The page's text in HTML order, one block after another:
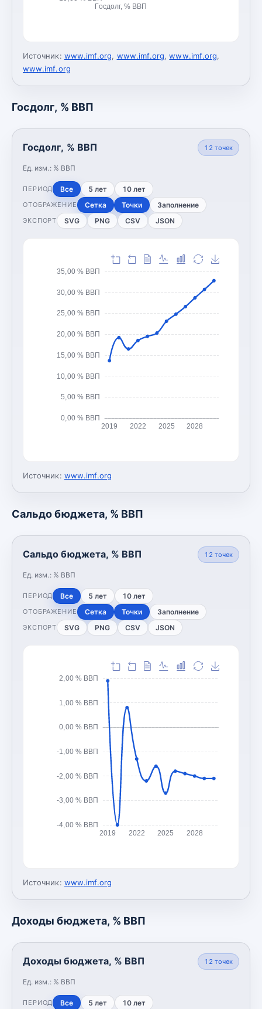
Госдолг, % ВВП
Источник: www.imf.org, www.imf.org,www.imf.org,
www.imf.org
Госдолг, % ВВП
Госдолг, % ВВП
Ед. изм.: % ВВП
12 точек
ПЕРИОД Все 5 лет 10 лет
ОТОБРАЖЕНИЕ Сетка Точки Заполнение
ЭКСПОРТ SVG PNG CSV JSON
0,00 % ВВП
5,00 % ВВП
10,00 % ВВП
15,00 % ВВП
20,00 % ВВП
25,00 % ВВП
30,00 % ВВП
35,00 % ВВП
2019 2022 2025 2028
Источник: www.imf.org
Сальдо бюджета, % ВВП
Сальдо бюджета, % ВВП
Ед. изм.: % ВВП
12 точек
ПЕРИОД Все 5 лет 10 лет
ОТОБРАЖЕНИЕ Сетка Точки Заполнение
ЭКСПОРТ SVG PNG CSV JSON
-4,00 % ВВП
-3,00 % ВВП
-2,00 % ВВП
-1,00 % ВВП
0,00 % ВВП
1,00 % ВВП
2,00 % ВВП
2019 2022 2025 2028
Источник: www.imf.org
Доходы бюджета, % ВВП
Доходы бюджета, % ВВП
Ед. изм.: % ВВП
12 точек
ПЕРИОД Все 5 лет 10 лет